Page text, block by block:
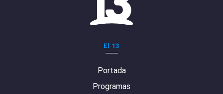
El 13
Portada
Programas